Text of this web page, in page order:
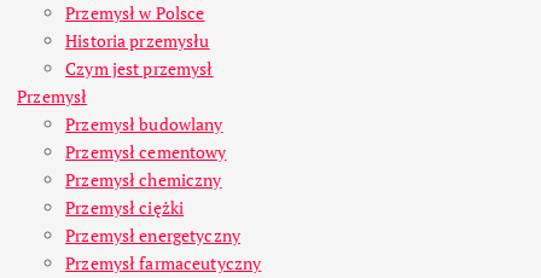
Przemysł w Polsce
Historia przemysłu
Czym jest przemysł
Przemysł
Przemysł budowlany
Przemysł cementowy
Przemysł chemiczny
Przemysł ciężki
Przemysł energetyczny
Przemysł farmaceutyczny